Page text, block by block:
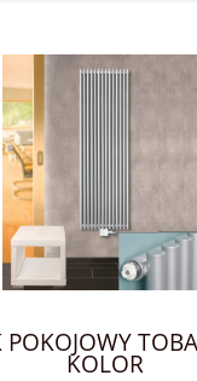
POKOJOWY
KOLOR